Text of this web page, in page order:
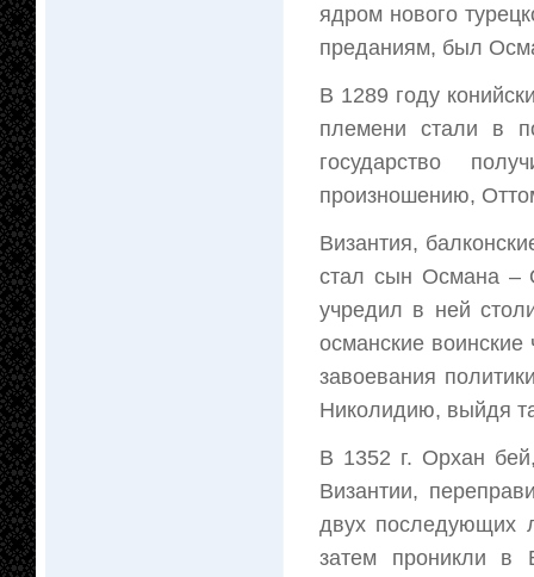
ядром нового
преданиям, был
В 1289 году
племени стали в
государство
произношению,
Византия,
стал сын Османа –
учредил в ней
османские
завоевания
Николидию, выйдя
В 1352 г. Орхан
Византии,
двух последующих
затем проникли в